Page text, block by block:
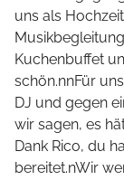
uns als
Kuchenbuffet
schön.nnFür
DJ und gegen
wir sagen, es
Dank Rico, du
bereitet.nWir